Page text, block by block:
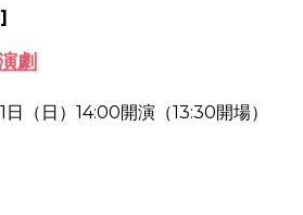
劇
（日）14:00開演（13:30開場）